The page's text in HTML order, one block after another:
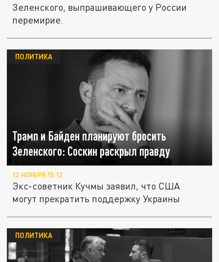
Зеленского, выпрашивающего у России
перемирие.
Трамп и Байден планируют бросить
Зеленского: Соскин раскрыл правду
ПОЛИТИКА
12 НОЯБРЯ 15:12
Экс-советник Кучмы заявил, что США
могут прекратить поддержку Украины
ПОЛИТИКА